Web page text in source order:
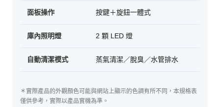
面板操作 按鍵＋旋鈕一體式
庫內照明燈 2 顆 LED 燈
自動清潔模式 蒸氣清潔／脫臭／水管排水
＊實際產品的外觀顏色可能與網站上顯示的色調有所不同，本規格表
僅供參考，實際以產品實機為準。